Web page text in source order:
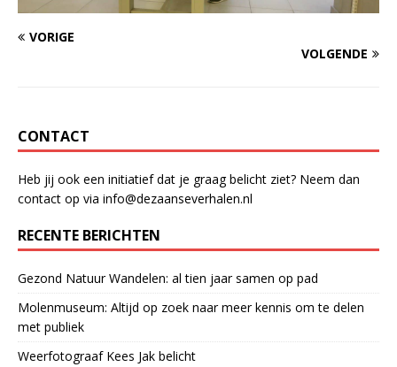
VORIGE
VOLGENDE
CONTACT
Heb jij ook een initiatief dat je graag belicht ziet? Neem dan
contact op via info@dezaanseverhalen.nl
RECENTE BERICHTEN
Gezond Natuur Wandelen: al tien jaar samen op pad
Molenmuseum: Altijd op zoek naar meer kennis om te delen
met publiek
Weerfotograaf Kees Jak belicht